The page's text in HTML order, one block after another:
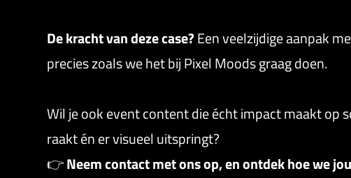
De kracht van deze case? Een veelzijdige aanpak
precies zoals we het bij Pixel Moods graag doen.
Wil je ook event content die écht impact maakt op
raakt én er visueel uitspringt?
👉Neem contact met ons op, en ontdek hoe we